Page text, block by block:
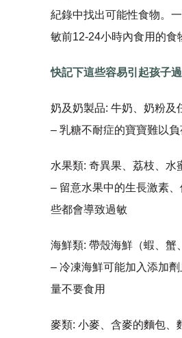
紀錄中找出可能性食物。
敏前12-24小時內食用的食
快記下這些容易引起孩子
奶及奶製品: 牛奶、奶粉及
– 乳糖不耐症的寶寶難以負
水果類: 奇異果、荔枝、水
– 留意水果中的生長激素
些都會導致過敏
海鮮類: 帶殼海鮮（蝦、蟹
– 冷凍海鮮可能加入添加
量不要食用
麥類: 小麥、含麥的麵包、